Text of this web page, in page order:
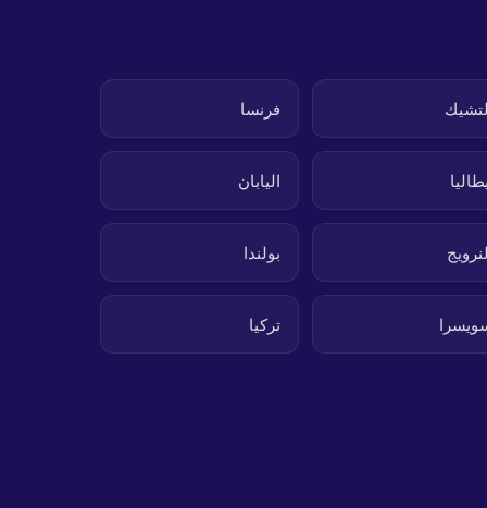
فرنسا
اليابان
بولندا
تركيا